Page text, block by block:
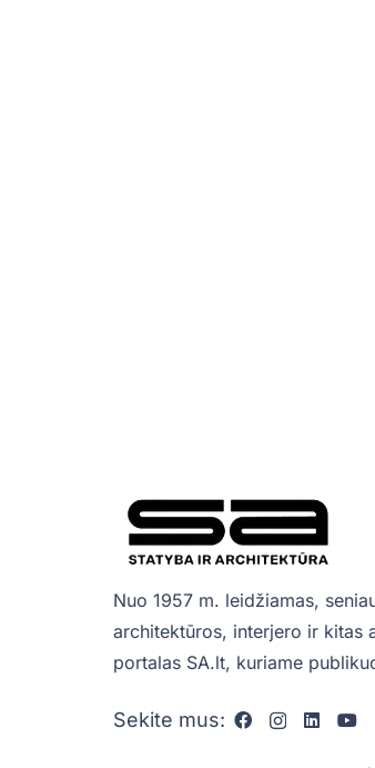
Nuo 1957 m. leidžiamas,
architektūros, interjero ir kitas
portalas SA.lt, kuriame
Sekite mus: